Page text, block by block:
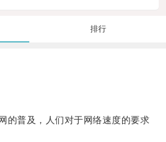
排行
普及，人们对于网络速度的要求